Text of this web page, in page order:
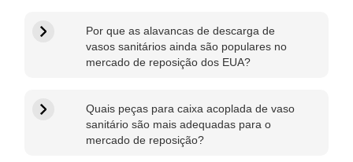
Por que as alavancas de descarga de
vasos sanitários ainda são populares no
mercado de reposição dos EUA?
Quais peças para caixa acoplada de vaso
sanitário são mais adequadas para o
mercado de reposição?